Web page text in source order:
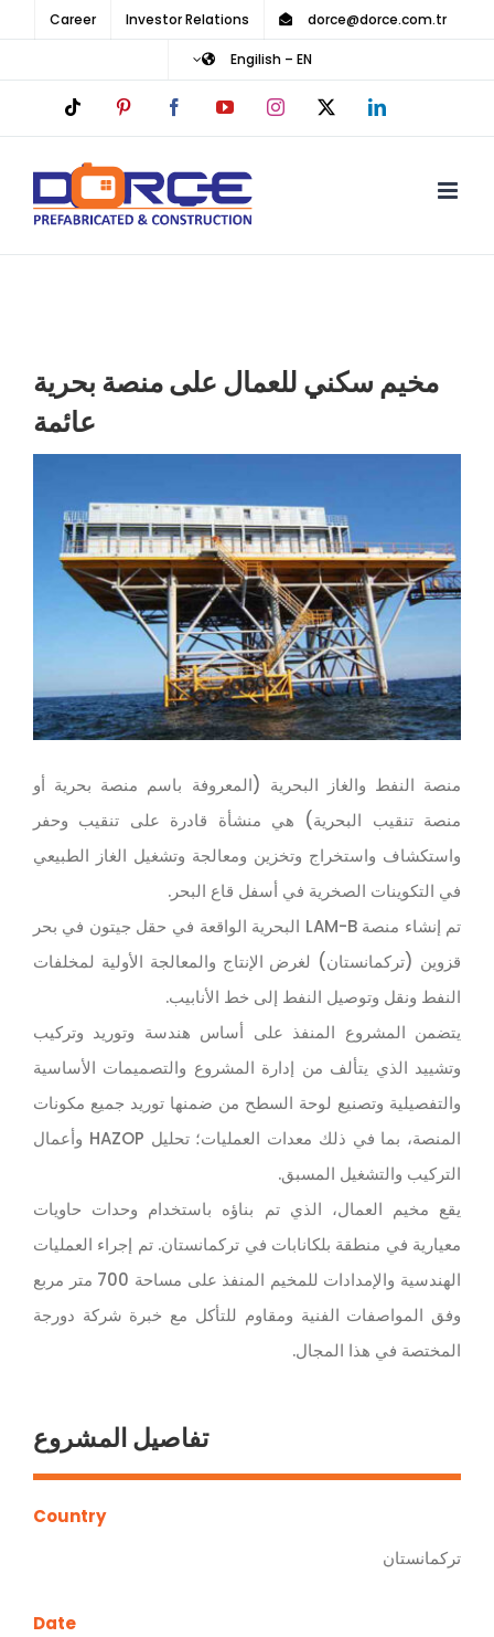
content
dorce@dorce.com.tr
Investor Relations
Career
Engilish – EN
LinkedIn
X
Instagram
YouTube
Facebook
Pinterest
مخيم سكني للعمال على منصة بحرية
عائمة
منصة النفط والغاز البحرية (المعروفة باسم منصة بحرية أو
منصة تنقيب البحرية) هي منشأة قادرة على تنقيب وحفر
واستكشاف واستخراج وتخزين ومعالجة وتشغيل الغاز الطبيعي
في التكوينات الصخرية في أسفل قاع البحر.
تم إنشاء منصة LAM-B البحرية الواقعة في حقل جيتون في بحر
قزوين (تركمانستان) لغرض الإنتاج والمعالجة الأولية لمخلفات
النفط ونقل وتوصيل النفط إلى خط الأنابيب.
يتضمن المشروع المنفذ على أساس هندسة وتوريد وتركيب
وتشييد الذي يتألف من إدارة المشروع والتصميمات الأساسية
والتفصيلية وتصنيع لوحة السطح من ضمنها توريد جميع مكونات
المنصة، بما في ذلك معدات العمليات؛ تحليل HAZOP وأعمال
التركيب والتشغيل المسبق.
يقع مخيم العمال، الذي تم بناؤه باستخدام وحدات حاويات
معيارية في منطقة بلكانابات في تركمانستان. تم إجراء العمليات
الهندسية والإمدادات للمخيم المنفذ على مساحة 700 متر مربع
وفق المواصفات الفنية ومقاوم للتأكل مع خبرة شركة دورجة
المختصة في هذا المجال.
تفاصيل المشروع
Country
تركمانستان
Date